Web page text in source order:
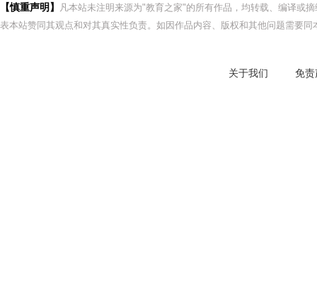
【慎重声明】
凡本站未注明来源为"教育之家"的所有作品，均转载、编译或
表本站赞同其观点和对其真实性负责。如因作品内容、版权和其他问题需要
关于我们 免责